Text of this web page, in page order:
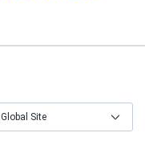
Global Site